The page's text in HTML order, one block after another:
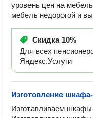
уровень цен на
мебель недорогой и
Скидка 10%
Для всех
Яндекс.Услуги
Изготовление
Изготавливаем